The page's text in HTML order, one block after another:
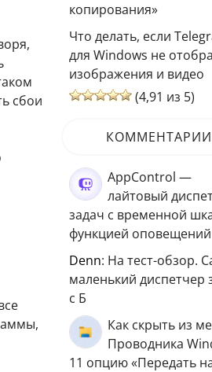
сбои
копирования»
Что делать, если
для Windows не
изображения и видео
(4,91 из 5)
КОММЕНТАРИИ
AppControl —
лайтовый
задач с временной
функцией оповещений
Denn: На тест-обзор.
маленький диспетчер
с Б
Как скрыть из
Проводника
11 опцию «Передать